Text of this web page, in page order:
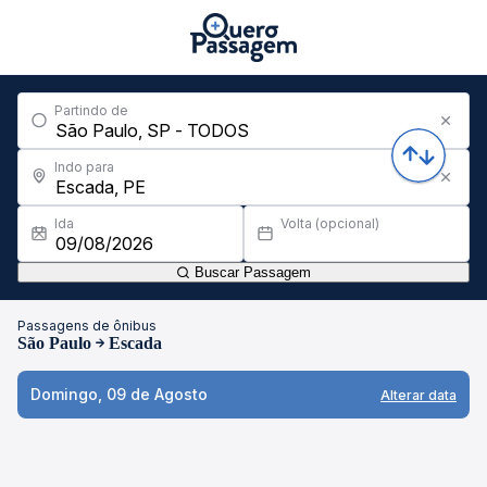
Partindo de
Indo para
Ida Volta (opcional)
Buscar Passagem
Passagens de ônibus
São Paulo Escada
Domingo, 09 de Agosto Alterar data